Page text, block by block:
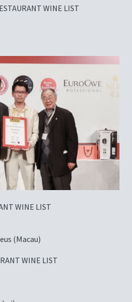
WINE LIST
WINE LIST
(Macau)
WINE LIST